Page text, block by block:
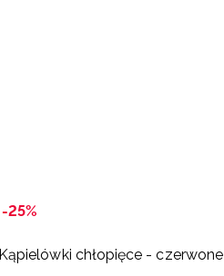
-25%
Kąpielówki chłopięce - czerwone